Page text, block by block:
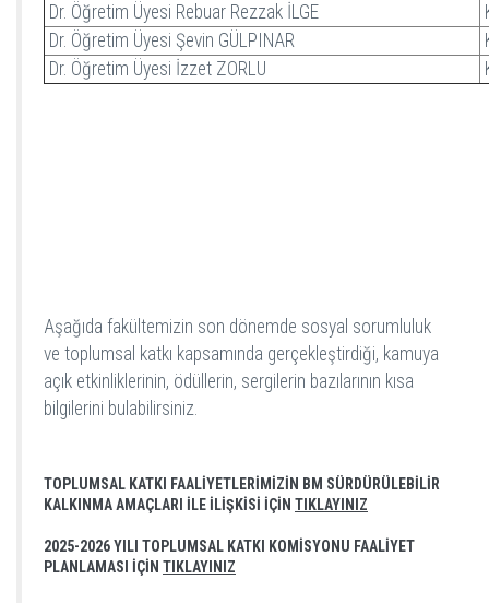
Dr. Öğretim Üyesi Rebuar Rezzak İLGE
Dr. Öğretim Üyesi Şevin GÜLPINAR
Dr. Öğretim Üyesi İzzet ZORLU
Aşağıda fakültemizin son dönemde sosyal sorumluluk
ve toplumsal katkı kapsamında gerçekleştirdiği, kamuya
açık etkinliklerinin, ödüllerin, sergilerin bazılarının kısa
bilgilerini bulabilirsiniz.
TOPLUMSAL KATKI FAALİYETLERİMİZİN BM SÜRDÜRÜLEBİLİR
KALKINMA AMAÇLARI İLE İLİŞKİSİ İÇİN TIKLAYINIZ
2025-2026 YILI TOPLUMSAL KATKI KOMİSYONU FAALİYET
PLANLAMASI İÇİN TIKLAYINIZ